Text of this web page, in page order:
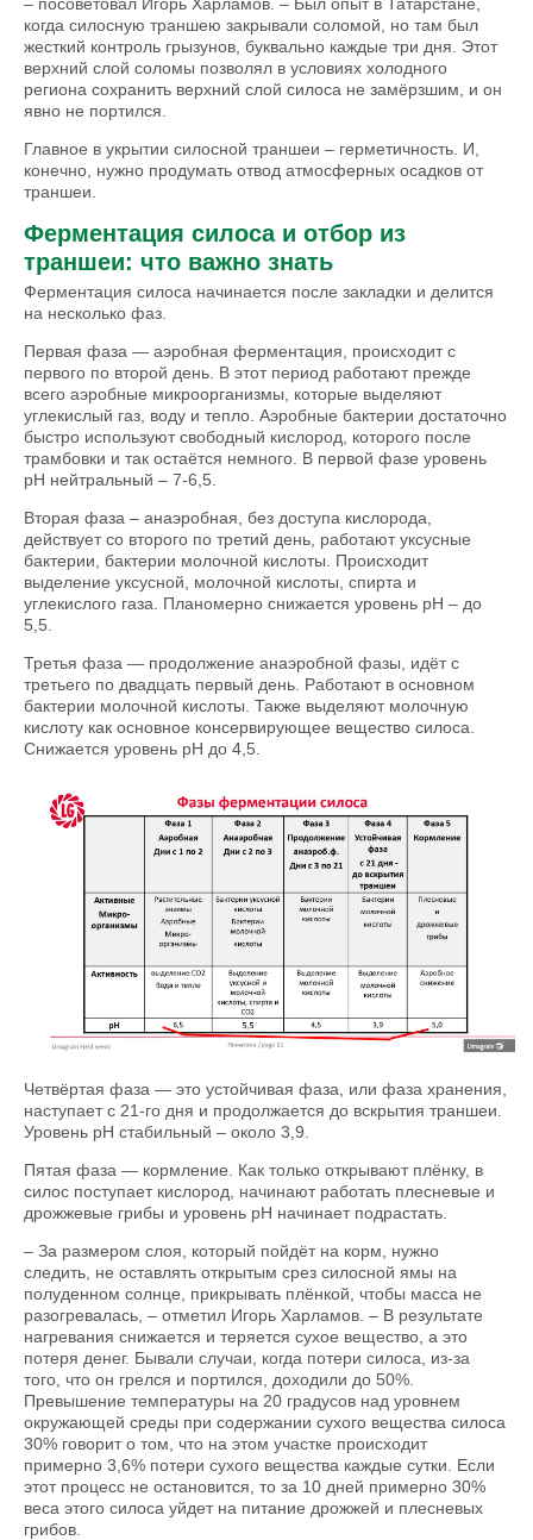
– посоветовал Игорь Харламов. – Был опыт в Татарстане,
когда силосную траншею закрывали соломой, но там был
жесткий контроль грызунов, буквально каждые три дня. Этот
верхний слой соломы позволял в условиях холодного
региона сохранить верхний слой силоса не замёрзшим, и он
явно не портился.
Главное в укрытии силосной траншеи – герметичность. И,
конечно, нужно продумать отвод атмосферных осадков от
траншеи.
Ферментация силоса и отбор из
траншеи: что важно знать
Ферментация силоса начинается после закладки и делится
на несколько фаз.
Первая фаза — аэробная ферментация, происходит с
первого по второй день. В этот период работают прежде
всего аэробные микроорганизмы, которые выделяют
углекислый газ, воду и тепло. Аэробные бактерии достаточно
быстро используют свободный кислород, которого после
трамбовки и так остаётся немного. В первой фазе уровень
pH нейтральный – 7-6,5.
Вторая фаза – анаэробная, без доступа кислорода,
действует со второго по третий день, работают уксусные
бактерии, бактерии молочной кислоты. Происходит
выделение уксусной, молочной кислоты, спирта и
углекислого газа. Планомерно снижается уровень pH – до
5,5.
Третья фаза — продолжение анаэробной фазы, идёт с
третьего по двадцать первый день. Работают в основном
бактерии молочной кислоты. Также выделяют молочную
кислоту как основное консервирующее вещество силоса.
Снижается уровень pH до 4,5.
Четвёртая фаза — это устойчивая фаза, или фаза хранения,
наступает с 21-го дня и продолжается до вскрытия траншеи.
Уровень pH стабильный – около 3,9.
Пятая фаза — кормление. Как только открывают плёнку, в
силос поступает кислород, начинают работать плесневые и
дрожжевые грибы и уровень рН начинает подрастать.
– За размером слоя, который пойдёт на корм, нужно
следить, не оставлять открытым срез силосной ямы на
полуденном солнце, прикрывать плёнкой, чтобы масса не
разогревалась, – отметил Игорь Харламов. – В результате
нагревания снижается и теряется сухое вещество, а это
потеря денег. Бывали случаи, когда потери силоса, из-за
того, что он грелся и портился, доходили до 50%.
Превышение температуры на 20 градусов над уровнем
окружающей среды при содержании сухого вещества силоса
30% говорит о том, что на этом участке происходит
примерно 3,6% потери сухого вещества каждые сутки. Если
этот процесс не остановится, то за 10 дней примерно 30%
веса этого силоса уйдет на питание дрожжей и плесневых
грибов.